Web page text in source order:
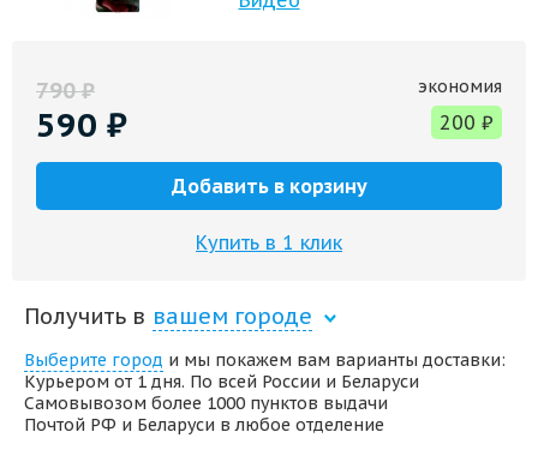
790₽
590 ₽
экономия
200 ₽
Добавить в корзину
Купить в 1 клик
Получить в вашем городе
Выберите город и мы покажем вам варианты доставки:
Курьером от 1 дня. По всей России и Беларуси
Самовывозом более 1000 пунктов выдачи
Почтой РФ и Беларуси в любое отделение